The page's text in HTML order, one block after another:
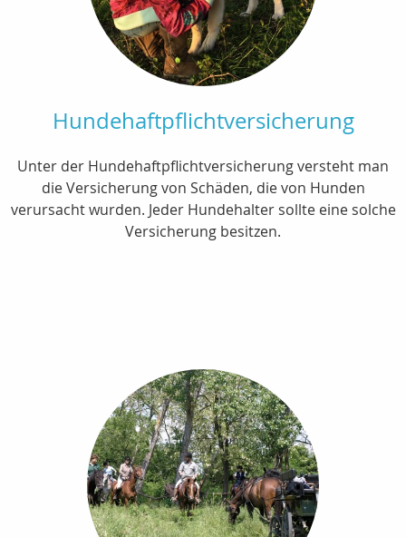
Hundehaftpflichtversicherung
Unter der Hundehaftpflichtversicherung versteht man
die Versicherung von Schäden, die von Hunden
verursacht wurden. Jeder Hundehalter sollte eine solche
Versicherung besitzen.